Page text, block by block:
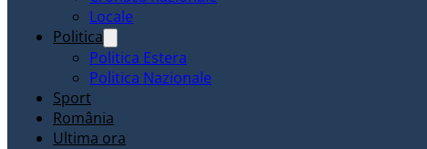
Locale
Politica
Politica Estera
Politica Nazionale
Sport
România
Ultima ora